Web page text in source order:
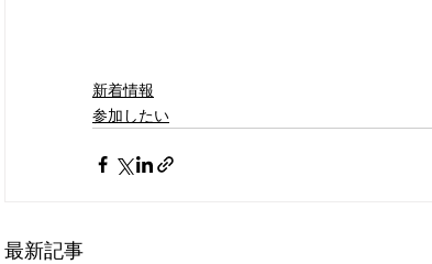
新着情報
参加したい
最新記事